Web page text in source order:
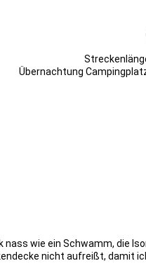
54
wie ein Schwamm, die
nicht aufreißt, damit